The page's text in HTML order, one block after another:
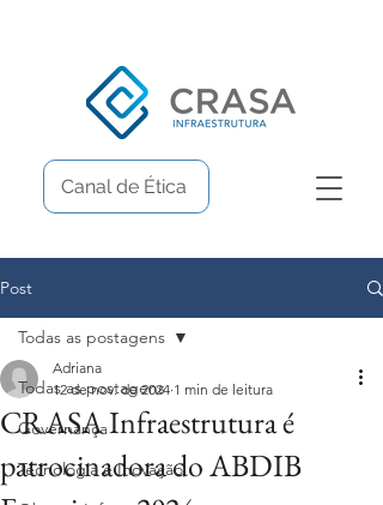
Canal de Ética
Post
Todas as postagens
Governança
Tecnologia e Inovação
Todas as postagens
CRASA Infraestrutura é
patrocinadora do ABDIB
Adriana
12 de nov. de 2024 1 min de leitura